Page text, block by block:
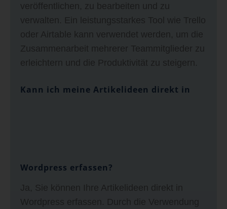
veröffentlichen, zu bearbeiten und zu
verwalten. Ein leistungsstarkes Tool wie Trello
oder Airtable kann verwendet werden, um die
Zusammenarbeit mehrerer Teammitglieder zu
erleichtern und die Produktivität zu steigern.
Kann ich meine Artikelideen direkt in
Wordpress erfassen?
Ja, Sie können Ihre Artikelideen direkt in
Wordpress erfassen. Durch die Verwendung